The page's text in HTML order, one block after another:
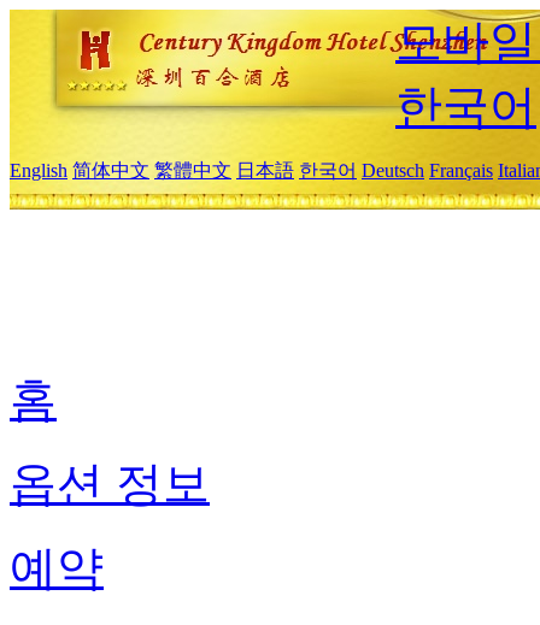
모바
한국어
English 简体中文 繁體中文 日本語 한국어 Deutsch Français
홈
옵션 정보
예약